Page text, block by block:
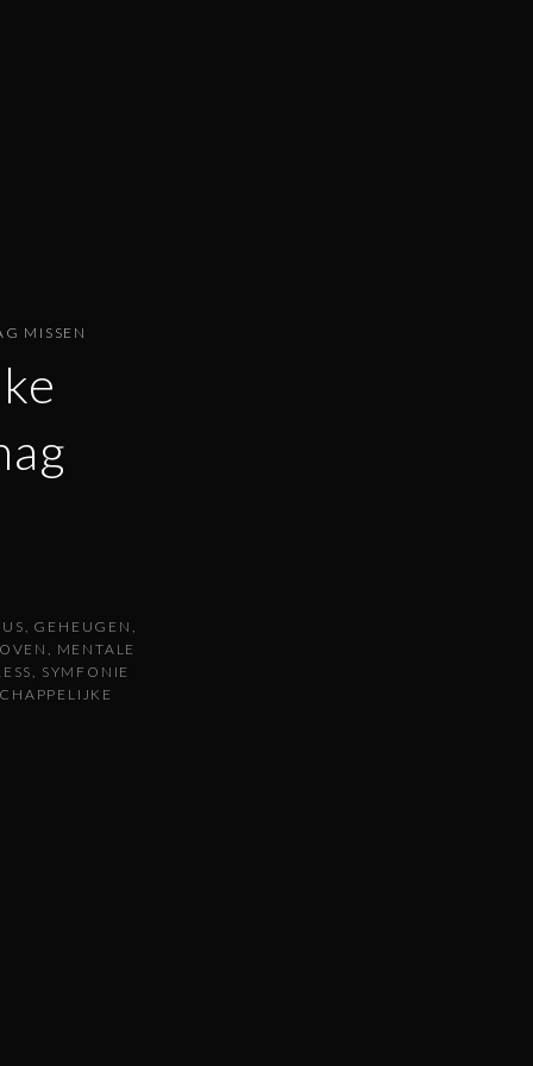
MISSEN
GEHEUGEN
MENTALE
SYMFONIE